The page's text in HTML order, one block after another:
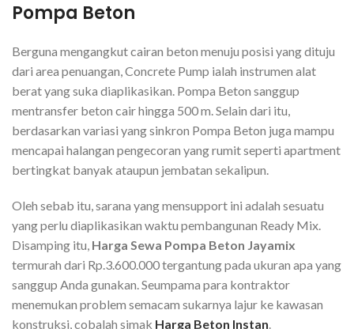
Pompa Beton
Berguna mengangkut cairan beton menuju posisi yang dituju
dari area penuangan, Concrete Pump ialah instrumen alat
berat yang suka diaplikasikan. Pompa Beton sanggup
mentransfer beton cair hingga 500 m. Selain dari itu,
berdasarkan variasi yang sinkron Pompa Beton juga mampu
mencapai halangan pengecoran yang rumit seperti apartment
bertingkat banyak ataupun jembatan sekalipun.
Oleh sebab itu, sarana yang mensupport ini adalah sesuatu
yang perlu diaplikasikan waktu pembangunan Ready Mix.
Disamping itu, Harga Sewa Pompa Beton Jayamix
termurah dari Rp.3.600.000 tergantung pada ukuran apa yang
sanggup Anda gunakan. Seumpama para kontraktor
menemukan problem semacam sukarnya lajur ke kawasan
konstruksi, cobalah simak Harga Beton Instan.